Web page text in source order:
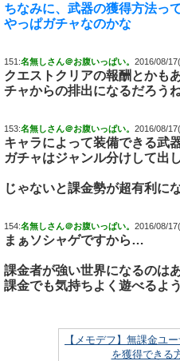
ちなみに、武器の獲得方法っ
やっぱガチャなのかな
151:名無しさん＠お腹いっぱい。 2016/08/
クエストクリアの報酬とかも
チャからの排出になるだろう
153:名無しさん＠お腹いっぱい。 2016/08/
キャラによって装備できる武
ガチャはジャンル分けして出
じゃないと課金勢が超有利に
154:名無しさん＠お腹いっぱい。 2016/08/
まぁソシャゲですから…
課金者が強い世界になるのは
課金でも気持ちよく遊べるよ
【メモデフ】無課金ユ
を獲得できる